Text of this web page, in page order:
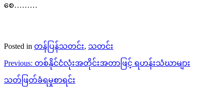
စေ………
Posted in တန်ပြန်သတင်း, သတင်း
Post
navigation
Previous: တစ်နိုင်ငံလုံးအတိုင်းအတာဖြင့် ရဟန်းသံဃာများ
သတ်ဖြတ်ခံရမှုစာရင်း